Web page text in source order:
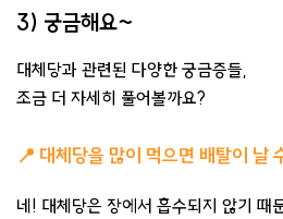
3) 궁금해요~
대체당과 관련된 다양한 궁금증들,
조금 더 자세히 풀어볼까요?
📍 대체당을 많이 먹으면 배탈이 날
네! 대체당은 장에서 흡수되지 않기 때